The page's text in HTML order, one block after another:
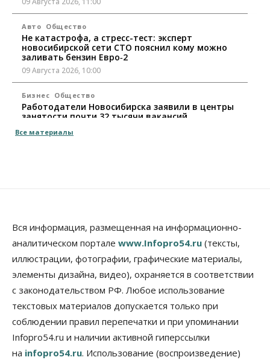
Авто Общество
Не катастрофа, а стресс-тест: эксперт
новосибирской сети СТО пояснил кому можно
заливать бензин Евро‑2
09 Августа 2026, 10:00
Бизнес Общество
Работодатели Новосибирска заявили в центры
занятости почти 32 тысячи вакансий
09 Августа 2026, 09:00
К современному юридическому образованию в
России возникает много вопросов
08 Августа 2026, 17:00
Общество
Новосибирские вузы опубликовали
приказы о зачислении на бюджетные места
08 Августа 2026, 16:00
Общество
Искусственный интеллект впервые выписал
штраф за борщевик
Все материалы
Вся информация, размещенная на информационно-
аналитическом портале www.Infopro54.ru (тексты,
иллюстрации, фотографии, графические материалы,
элементы дизайна, видео), охраняется в соответствии
с законодательством РФ. Любое использование
текстовых материалов допускается только при
соблюдении правил перепечатки и при упоминании
Infopro54.ru и наличии активной гиперссылки
на infopro54.ru. Использование (воспроизведение)